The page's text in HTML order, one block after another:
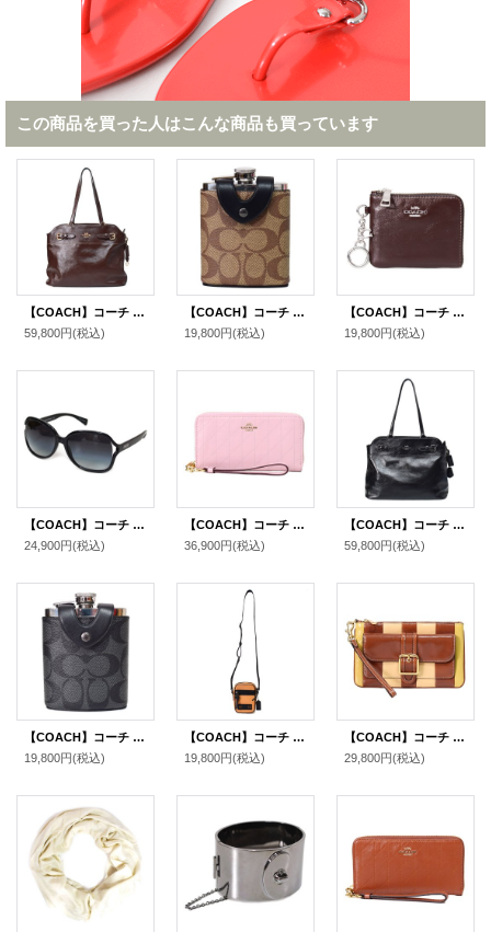
この商品を買った人はこんな商品も買っています
【COACH】コーチ バッグ シャイニー スムースレザー クリンクル イーストン ロゴ キーリング チャーム付き ジップ トート バッグ メイプル（日本未発売）
59,800円(税込)
【COACH】コーチ コーティングキャンバス レザー シグネチャー ウイスキー ボトル ヒップフラスコ スキットル ウォーターボトル 水筒 カーキ〔日本未発売〕
19,800円(税込)
【COACH】コーチ 財布 シャイニー スムースレザー ロゴ キーリング チャーム付き スモール コーナー ジップ ウォレット 財布 メイプル〔日本未発売〕
19,800円(税込)
【COACH】コーチ ロゴ フレーム サングラス（ケース付き）ブラック〔日本未発売〕
24,900円(税込)
【COACH】コーチ 長財布 キルティング シャイニー スムースレザー ロゴ リストレット ロング ジップ アラウンド 長財布 カーネーション（日本未発売）
36,900円(税込)
【COACH】コーチ バッグ シャイニー スムースレザー クリンクル イーストン ロゴ キーリング チャーム付き ジップ トート バッグ ブラック（日本未発売）
59,800円(税込)
【COACH】コーチ コーティングキャンバス レザー シグネチャー ウイスキー ボトル インテリア ヒップフラスコ スキットル ウォーターボトル 水筒 チャコール〔日本未発売〕
19,800円(税込)
【COACH】コーチ メンズ カーフレザー テレイン クロスボディー ショルダーバッグ アンバー〔日本未発売〕
19,800円(税込)
【COACH】コーチ バッグ シャイニー クリンクル レザー ストライプ パッチワーク ロゴ アシュトン リストレット フラップ ポーチ クラッチバッグ レッドウッドマルチ〔日本未発売〕
29,800円(税込)